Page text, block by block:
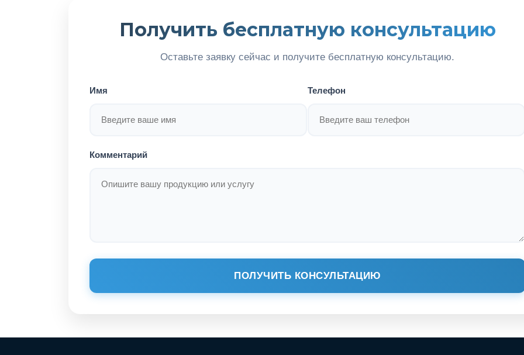
Получить бесплатную консультацию
Оставьте заявку сейчас и получите бесплатную консультацию.
Имя Телефон
Комментарий
ПОЛУЧИТЬ КОНСУЛЬТАЦИЮ